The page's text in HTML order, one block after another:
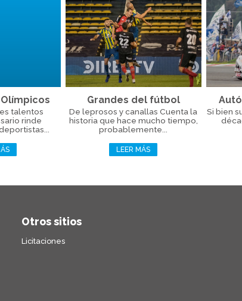
talentos
rinde
Grandes del fútbol
De leprosos y canallas Cuenta la
historia que hace mucho tiempo,
probablemente...
LEER MÁS
Si bien
Otros sitios
Licitaciones